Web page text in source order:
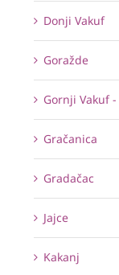
Donji Vakuf
Goražde
Gornji Vakuf
Gračanica
Gradačac
Jajce
Kakanj